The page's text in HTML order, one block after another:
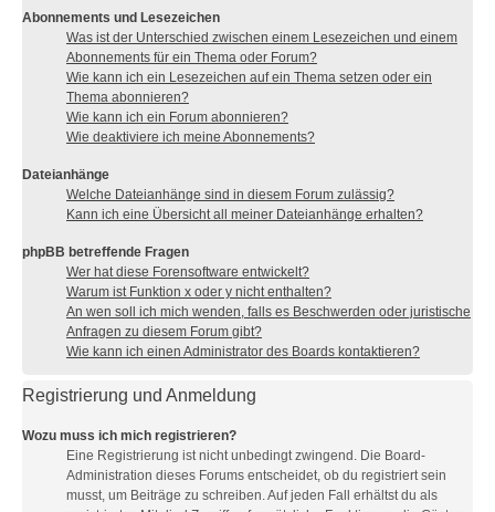
Abonnements und Lesezeichen
Was ist der Unterschied zwischen einem Lesezeichen und einem
Abonnements für ein Thema oder Forum?
Wie kann ich ein Lesezeichen auf ein Thema setzen oder ein
Thema abonnieren?
Wie kann ich ein Forum abonnieren?
Wie deaktiviere ich meine Abonnements?
Dateianhänge
Welche Dateianhänge sind in diesem Forum zulässig?
Kann ich eine Übersicht all meiner Dateianhänge erhalten?
phpBB betreffende Fragen
Wer hat diese Forensoftware entwickelt?
Warum ist Funktion x oder y nicht enthalten?
An wen soll ich mich wenden, falls es Beschwerden oder juristische
Anfragen zu diesem Forum gibt?
Wie kann ich einen Administrator des Boards kontaktieren?
Registrierung und Anmeldung
Wozu muss ich mich registrieren?
Eine Registrierung ist nicht unbedingt zwingend. Die Board-
Administration dieses Forums entscheidet, ob du registriert sein
musst, um Beiträge zu schreiben. Auf jeden Fall erhältst du als